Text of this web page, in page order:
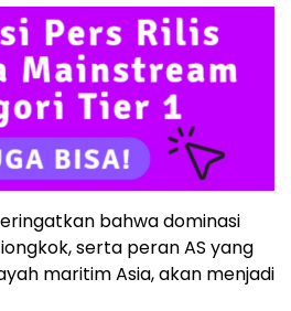
bahwa dominasi
serta peran AS yang
maritim Asia, akan menjadi